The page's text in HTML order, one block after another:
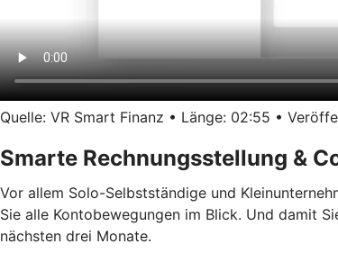
Quelle: VR Smart Finanz • Länge: 02:55 •
Smarte Rechnungsstellung &
Vor allem Solo-Selbstständige und
Sie alle Kontobewegungen im Blick. Und damit
nächsten drei Monate.